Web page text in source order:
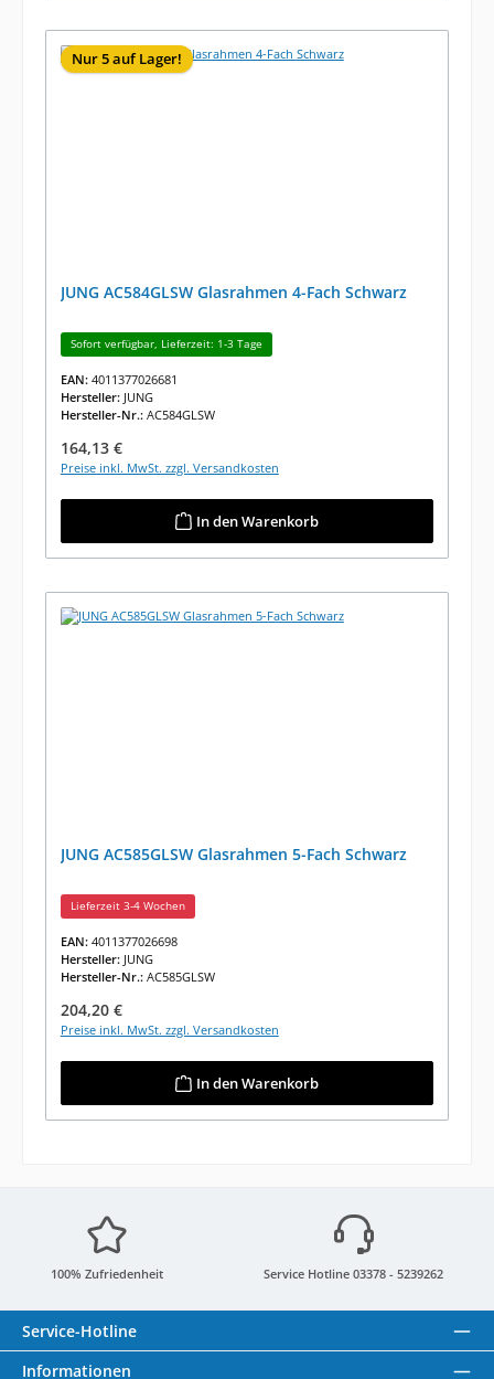
Nur 5 auf Lager!
JUNG AC584GLSW Glasrahmen 4-Fach Schwarz
Sofort verfügbar, Lieferzeit: 1-3 Tage
EAN: 4011377026681
Hersteller: JUNG
Hersteller-Nr.: AC584GLSW
Regulärer Preis:
164,13 €
Preise inkl. MwSt. zzgl. Versandkosten
In den Warenkorb
JUNG AC585GLSW Glasrahmen 5-Fach Schwarz
Lieferzeit 3-4 Wochen
EAN: 4011377026698
Hersteller: JUNG
Hersteller-Nr.: AC585GLSW
Regulärer Preis:
204,20 €
Preise inkl. MwSt. zzgl. Versandkosten
In den Warenkorb
100% Zufriedenheit Service Hotline 03378 - 5239262
Service-Hotline
Informationen